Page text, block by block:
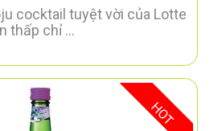
cocktail tuyệt vời của Lotte
thấp chỉ ...
HOT